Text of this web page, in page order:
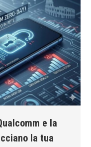
e la
la tua